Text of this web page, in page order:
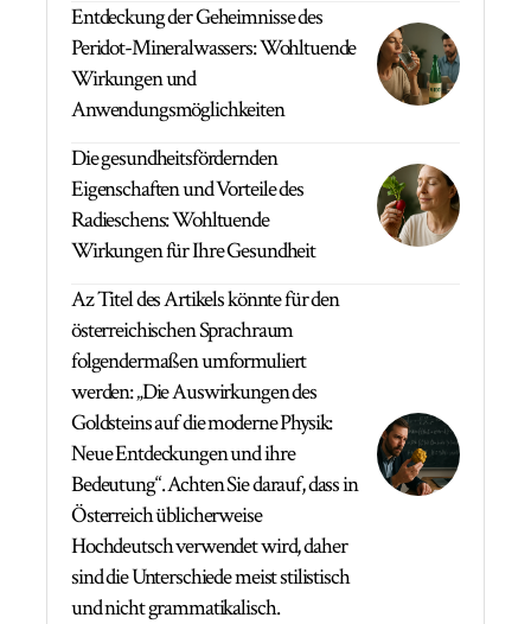
Entdeckung der Geheimnisse des
Peridot-Mineralwassers: Wohltuende
Wirkungen und
Anwendungsmöglichkeiten
Die gesundheitsfördernden
Eigenschaften und Vorteile des
Radieschens: Wohltuende
Wirkungen für Ihre Gesundheit
Az Titel des Artikels könnte für den
österreichischen Sprachraum
folgendermaßen umformuliert
werden: „Die Auswirkungen des
Goldsteins auf die moderne Physik:
Neue Entdeckungen und ihre
Bedeutung“. Achten Sie darauf, dass in
Österreich üblicherweise
Hochdeutsch verwendet wird, daher
sind die Unterschiede meist stilistisch
und nicht grammatikalisch.